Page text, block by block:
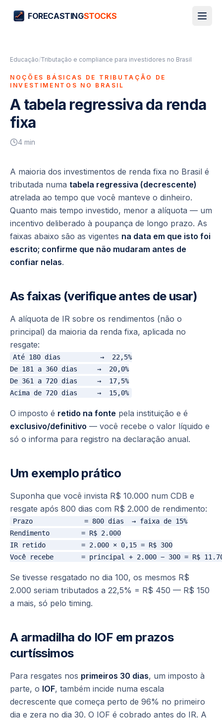
FORECASTINGSTOCKS
Educação/Tributação e compliance para investidores no Brasil
NOÇÕES BÁSICAS DE TRIBUTAÇÃO DE
INVESTIMENTOS NO BRASIL
A tabela regressiva da renda
fixa
4 min
A maioria dos investimentos de renda fixa no Brasil é
tributada numa tabela regressiva (decrescente)
atrelada ao tempo que você manteve o dinheiro.
Quanto mais tempo investido, menor a alíquota — um
incentivo deliberado à poupança de longo prazo. As
faixas abaixo são as vigentes na data em que isto foi
escrito; confirme que não mudaram antes de
confiar nelas.
As faixas (verifique antes de usar)
A alíquota de IR sobre os rendimentos (não o
principal) da maioria da renda fixa, aplicada no
resgate:
Até 180 dias          →  22,5%
De 181 a 360 dias     →  20,0%
De 361 a 720 dias     →  17,5%
O imposto é retido na fonte pela instituição e é
exclusivo/definitivo — você recebe o valor líquido e
só o informa para registro na declaração anual.
Um exemplo prático
Suponha que você invista R$ 10.000 num CDB e
resgate após 800 dias com R$ 2.000 de rendimento:
Prazo             = 800 dias  → faixa de 15%
Rendimento        = R$ 2.000
IR retido         = 2.000 × 0,15 = R$ 300
Se tivesse resgatado no dia 100, os mesmos R$
2.000 seriam tributados a 22,5% = R$ 450 — R$ 150
a mais, só pelo timing.
A armadilha do IOF em prazos
curtíssimos
Para resgates nos primeiros 30 dias, um imposto à
parte, o IOF, também incide numa escala
decrescente que começa perto de 96% no primeiro
dia e zera no dia 30. O IOF é cobrado antes do IR. A